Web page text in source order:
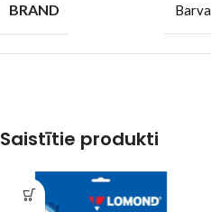
BRAND Barva
Saistītie produkti